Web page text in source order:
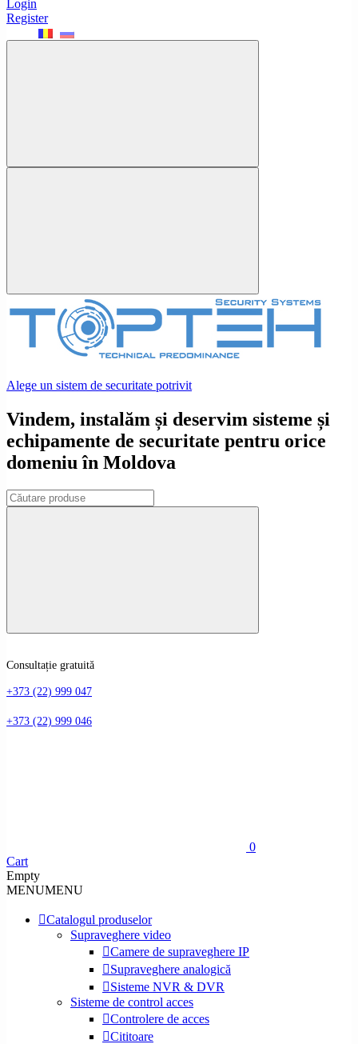
Login
Register
Alege un sistem de securitate potrivit
Vindem, instalăm și deservim sisteme și
echipamente de securitate pentru orice
domeniu în Moldova
Consultație gratuită
+373 (22) 999 047
+373 (22) 999 046
0
Cart
Empty
MENUMENU
Catalogul produselor
Supraveghere video
Camere de supraveghere IP
Supraveghere analogică
Sisteme NVR & DVR
Sisteme de control acces
Controlere de acces
Cititoare